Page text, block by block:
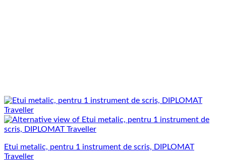
Etui metalic, pentru 1 instrument de scris, DIPLOMAT
Traveller